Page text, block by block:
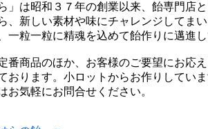
」は昭和３７年の創業以来、飴専門店
、新しい素材や味にチャレンジしてま
一粒一粒に精魂を込めて飴作りに邁進し
番商品のほか、お客様のご要望にお応
おります。小ロットからお作りしてい
お気軽にお問合せください。